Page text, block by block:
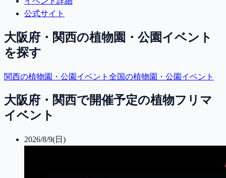
公式サイト
大阪府・関西の植物園・公園イベント
を探す
関西の植物園・公園イベント 全国の植物園・公園イベント
大阪府・関西で開催予定の植物フリマ
イベント
2026/8/9(日)